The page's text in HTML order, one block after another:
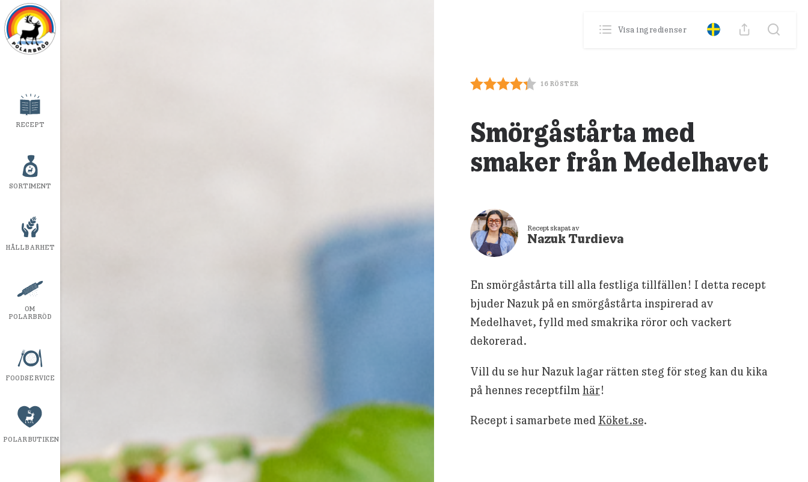
0Poäng
RECEPT
SORTIMENT
HÅLLBARHET
OM
POLARBRÖD
FOODSERVICE
POLARBUTIKEN
Visa ingredienser
16 RÖSTER
Smörgåstårta med
smaker från Medelhavet
Recept skapat av
Nazuk Turdieva
En smörgåstårta till alla festliga tillfällen! I detta recept
bjuder Nazuk på en smörgåstårta inspirerad av
Medelhavet, fylld med smakrika röror och vackert
dekorerad.
Vill du se hur Nazuk lagar rätten steg för steg kan du kika
på hennes receptfilm här!
Recept i samarbete med Köket.se.